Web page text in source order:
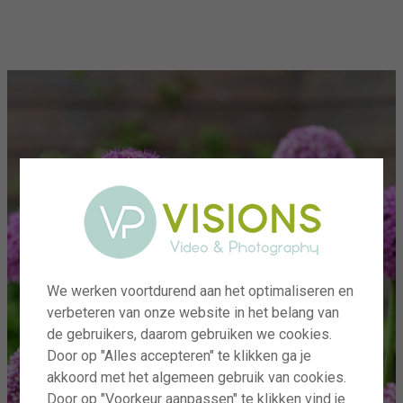
We werken voortdurend aan het optimaliseren en
verbeteren van onze website in het belang van
de gebruikers, daarom gebruiken we cookies.
Door op "Alles accepteren" te klikken ga je
akkoord met het algemeen gebruik van cookies.
Door op "Voorkeur aanpassen" te klikken vind je